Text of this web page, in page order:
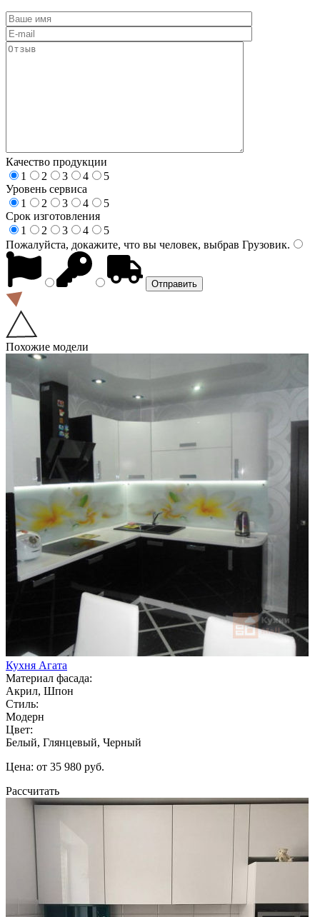
Качество продукции
1
2 3 4
5
Уровень сервиса
1
2 3 4
5
Срок изготовления
1
2 3 4
5
Пожалуйста, докажите, что вы человек, выбрав Грузовик.
Похожие модели
Кухня Агата
Материал фасада:
Акрил, Шпон
Стиль:
Модерн
Цвет:
Белый, Глянцевый, Черный
Цена: от 35 980 руб.
Рассчитать